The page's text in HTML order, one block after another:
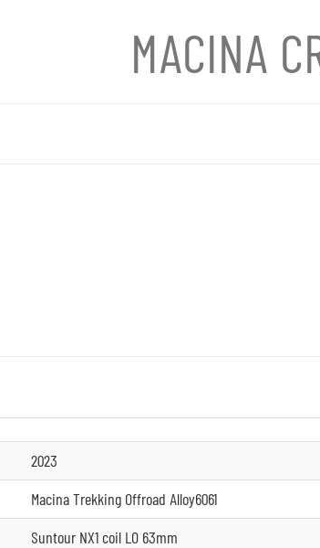
MACINA
2023
Macina Trekking Offroad Alloy6061
Suntour NX1 coil LO 63mm